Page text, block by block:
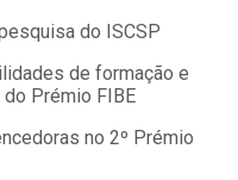
do ISCSP
de formação e
Prémio FIBE
no 2º Prémio